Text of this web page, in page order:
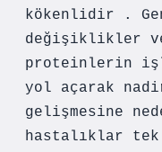
kökenlidir .
değişiklikler
proteinlerin
yol açarak
gelişmesine
hastalıklar